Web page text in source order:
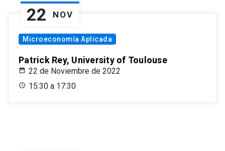
22 NOV
Microeconomía Aplicada
Patrick Rey, University of Toulouse
22 de Noviembre de 2022
15:30 a 17:30